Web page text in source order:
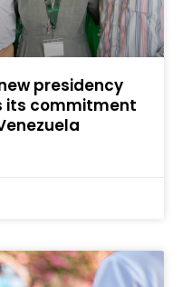
presidency
its commitment